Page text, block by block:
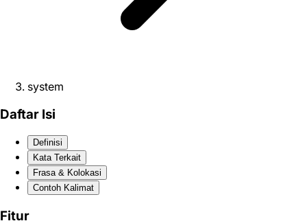
system
Daftar Isi
Definisi
Kata Terkait
Frasa & Kolokasi
Contoh Kalimat
Fitur